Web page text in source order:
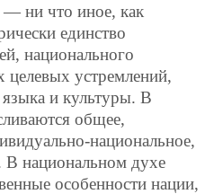
— ни что иное, как
единство
национального
целевых устремлений,
и культуры. В
общее,
национальное,
В национальном духе
особенности нации,